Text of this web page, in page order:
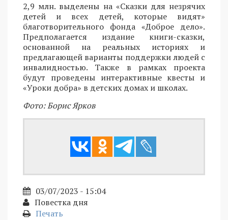
2,9 млн. выделены на «Cказки для незрячих
детей и всех детей, которые видят»
благотворительного фонда «Доброе дело».
Предполагается издание книги-сказки,
основанной на реальных историях и
предлагающей варианты поддержки людей с
инвалидностью. Также в рамках проекта
будут проведены интерактивные квесты и
«Уроки добра» в детских домах и школах.
Фото: Борис Ярков
03/07/2023 - 15:04
Повестка дня
Печать